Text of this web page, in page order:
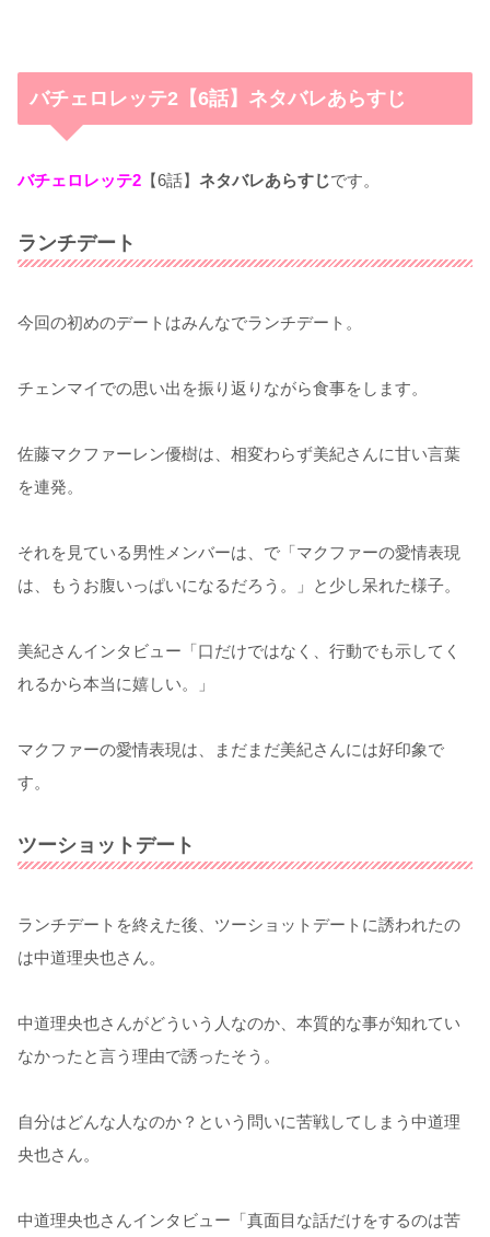
バチェロレッテ2【6話】ネタバレあらすじ
バチェロレッテ2 【6話】 ネタバレあらすじです。
ランチデート
今回の初めのデートはみんなでランチデート。
チェンマイでの思い出を振り返りながら食事をします。
佐藤マクファーレン優樹は、相変わらず美紀さんに甘い言葉
を連発。
それを見ている男性メンバーは、で「マクファーの愛情表現
は、もうお腹いっぱいになるだろう。」と少し呆れた様子。
美紀さんインタビュー「口だけではなく、行動でも示してく
れるから本当に嬉しい。」
マクファーの愛情表現は、まだまだ美紀さんには好印象で
す。
ツーショットデート
ランチデートを終えた後、ツーショットデートに誘われたの
は中道理央也さん。
中道理央也さんがどういう人なのか、本質的な事が知れてい
なかったと言う理由で誘ったそう。
自分はどんな人なのか？という問いに苦戦してしまう中道理
央也さん。
中道理央也さんインタビュー「真面目な話だけをするのは苦